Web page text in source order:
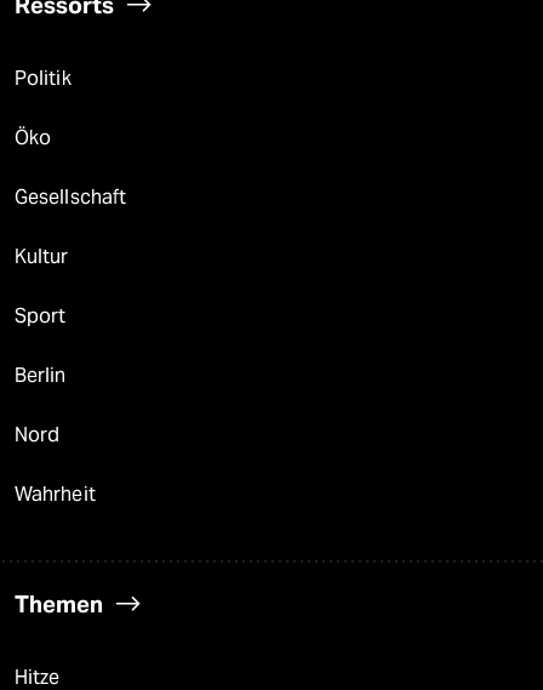
Politik
Öko
Gesellschaft
Kultur
Sport
Berlin
Nord
Wahrheit
Themen
Hitze